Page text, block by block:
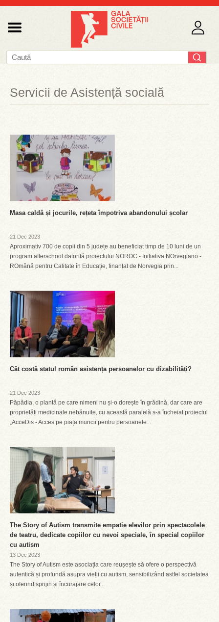
Servicii de Asistență socială
Masa caldă și jocurile, rețeta împotriva abandonului școlar
21 Dec 2023
Aproximativ 700 de copii din 5 județe au beneficiat timp de 10 luni de un
program afterschool datorită proiectului NOROC - Inițiativa NOrvegiano -
ROmână pentru Calitate în Educație, finanțat de Norvegia prin...
Cât costă statul român asistența persoanelor cu dizabilități?
21 Dec 2023
Păpădia, o plantă pe care nimeni nu și-o dorește în grădină, dar care are
proprietăți medicinale nebănuite, cu această paralelă s-a încheiat proiectul
„AcceDis - Acces pe piața muncii pentru persoanele...
The Story of Autism transmite empatie elevilor prin spectacolele
de teatru, dedicate copiilor cu nevoi speciale, în special copiilor
cu autism
13 Dec 2023
The Story of Autism este asociația care reușește să ofere o perspectivă
autentică și profundă asupra vieții cu autism, sensibilizând astfel societatea
și oferind sprijin și încurajare celor...